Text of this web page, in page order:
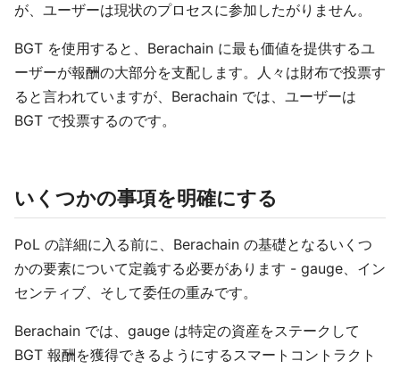
が、ユーザーは現状のプロセスに参加したがりません。
BGT を使用すると、Berachain に最も価値を提供するユ
ーザーが報酬の大部分を支配します。人々は財布で投票す
ると言われていますが、Berachain では、ユーザーは
BGT で投票するのです。
いくつかの事項を明確にする
PoL の詳細に入る前に、Berachain の基礎となるいくつ
かの要素について定義する必要があります - gauge、イン
センティブ、そして委任の重みです。
Berachain では、gauge は特定の資産をステークして
BGT 報酬を獲得できるようにするスマートコントラクト